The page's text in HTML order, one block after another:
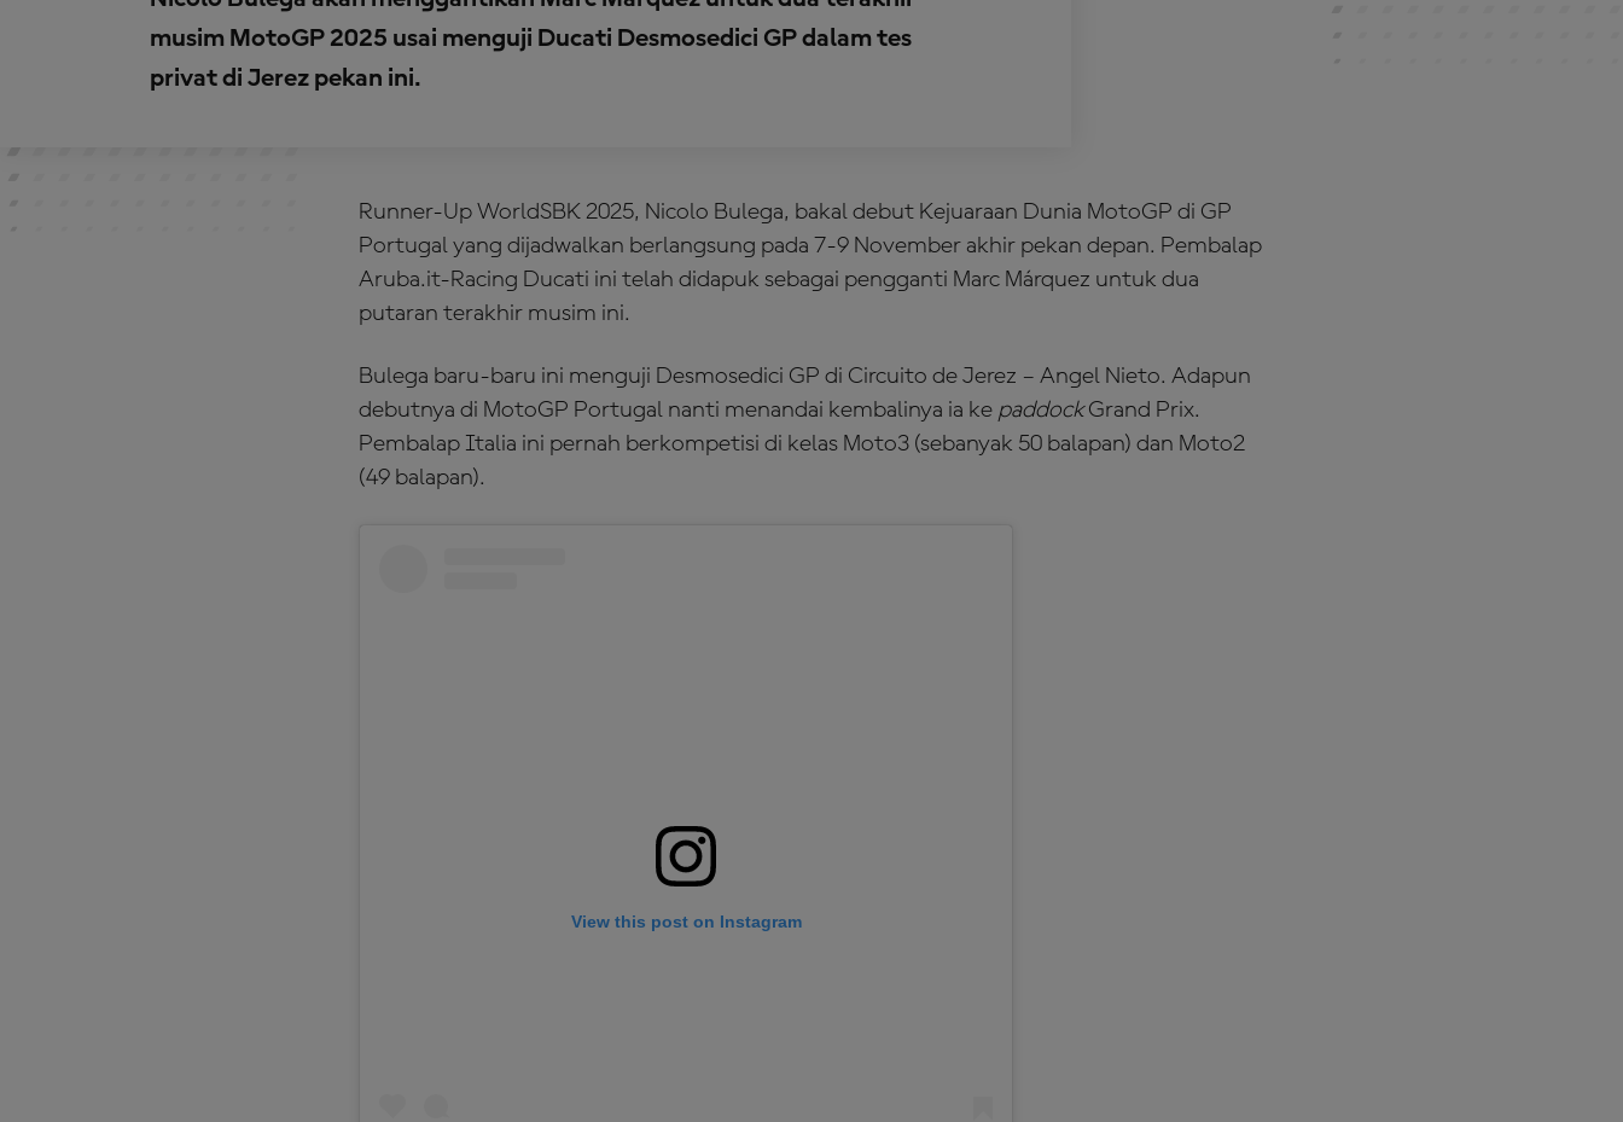
musim MotoGP 2025 usai menguji Ducati Desmosedici GP dalam tes
privat di Jerez pekan ini.
Runner-Up WorldSBK 2025, Nicolo Bulega, bakal debut Kejuaraan Dunia MotoGP di GP
Portugal yang dijadwalkan berlangsung pada 7-9 November akhir pekan depan. Pembalap
Aruba.it-Racing Ducati ini telah didapuk sebagai pengganti Marc Márquez untuk dua
putaran terakhir musim ini.
Bulega baru-baru ini menguji Desmosedici GP di Circuito de Jerez – Angel Nieto. Adapun
debutnya di MotoGP Portugal nanti menandai kembalinya ia ke paddockGrand Prix.
Pembalap Italia ini pernah berkompetisi di kelas Moto3 (sebanyak 50 balapan) dan Moto2
(49 balapan).
View this post on Instagram